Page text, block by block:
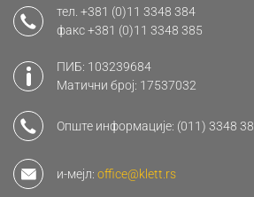
тел. +381 (0)11 3348 384
факс+381 (0)11 3348 385
ПИБ: 103239684
Матични број: 17537032
Опште информације: (011) 3348
и-мејл: office@klett.rs